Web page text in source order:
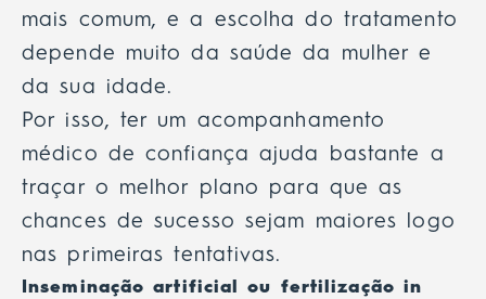
mais comum, e a escolha do tratamento
depende muito da saúde da mulher e
da sua idade.
Por isso, ter um acompanhamento
médico de confiança ajuda bastante a
traçar o melhor plano para que as
chances de sucesso sejam maiores logo
nas primeiras tentativas.
Inseminação artificial ou fertilização in